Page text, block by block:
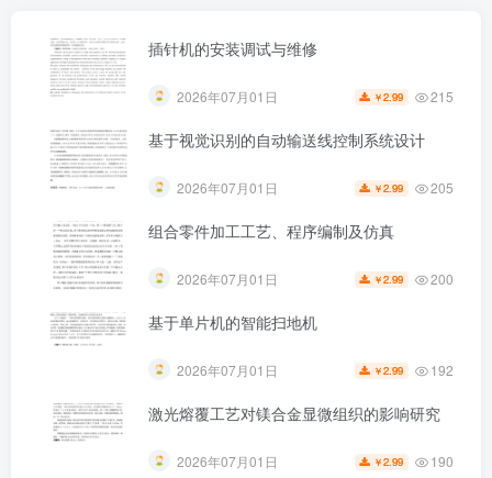
插针机的安装调试与维修
2026年07月01日 ￥2.99 215
基于视觉识别的自动输送线控制系统设计
2026年07月01日 ￥2.99 205
组合零件加工工艺、程序编制及仿真
2026年07月01日 ￥2.99 200
基于单片机的智能扫地机
2026年07月01日 ￥2.99 192
激光熔覆工艺对镁合金显微组织的影响研究
2026年07月01日 ￥2.99 190